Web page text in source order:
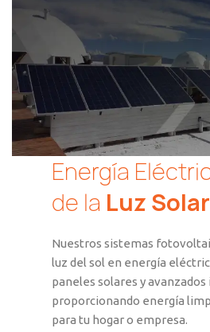
Transforman la luz solar
Energía
de la Luz Solar
Nuestros sistemas
luz del sol en energía
paneles solares y
proporcionando energía
para tu hogar o empresa.